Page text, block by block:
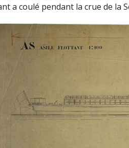
a coulé pendant la crue de la